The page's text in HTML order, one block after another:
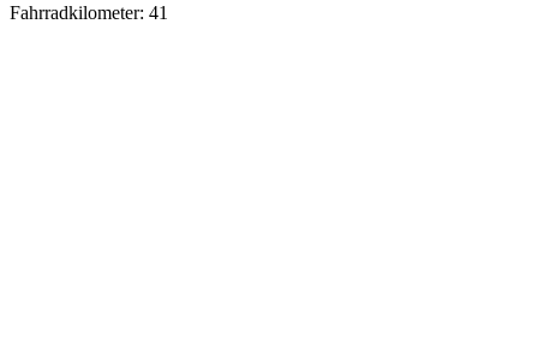
Fahrradkilometer: 41